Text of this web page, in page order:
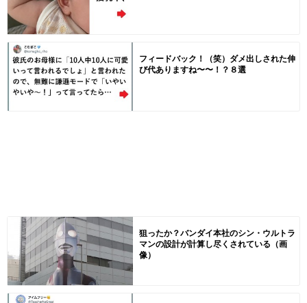
フィードバック！（笑）ダメ出しされた伸
び代ありますね〜〜！？８選
狙ったか？バンダイ本社のシン・ウルトラ
マンの設計が計算し尽くされている（画
像）